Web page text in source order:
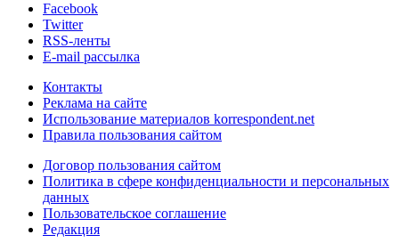
Facebook
Twitter
RSS-ленты
E-mail рассылка
Контакты
Реклама на сайте
Использование материалов korrespondent.net
Правила пользования сайтом
Договор пользования сайтом
Политика в сфере конфиденциальности и персональных
данных
Пользовательское соглашение
Редакция